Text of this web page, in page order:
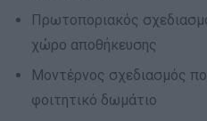
Πρωτοποριακός
χώρο αποθήκευσης
Μοντέρνος σχεδιασμός
φοιτητικό δωμάτιο